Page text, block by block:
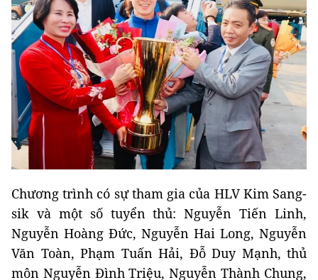
Chương trình có sự tham gia của HLV Kim Sang-
sik và một số tuyển thủ: Nguyễn Tiến Linh,
Nguyễn Hoàng Đức, Nguyễn Hai Long, Nguyễn
Văn Toàn, Phạm Tuấn Hải, Đỗ Duy Mạnh, thủ
môn Nguyễn Đình Triệu, Nguyễn Thành Chung,